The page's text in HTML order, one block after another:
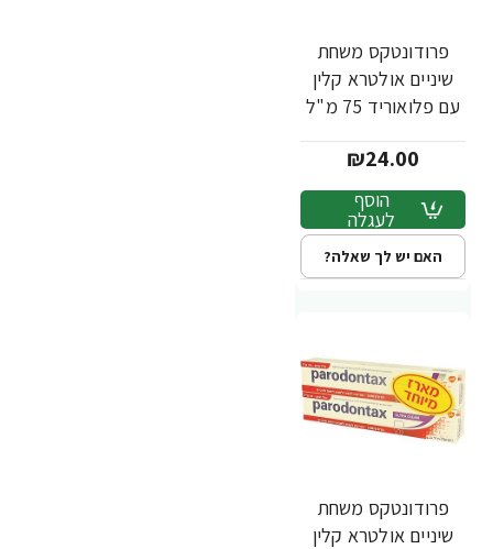
פרודונטקס משחת
שיניים אולטרא קלין
עם פלואוריד 75 מ"ל
₪24.00
הוסף
לעגלה
האם יש לך שאלה?
פרודונטקס משחת
שיניים אולטרא קלין